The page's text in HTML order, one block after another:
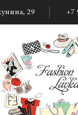
29 +7